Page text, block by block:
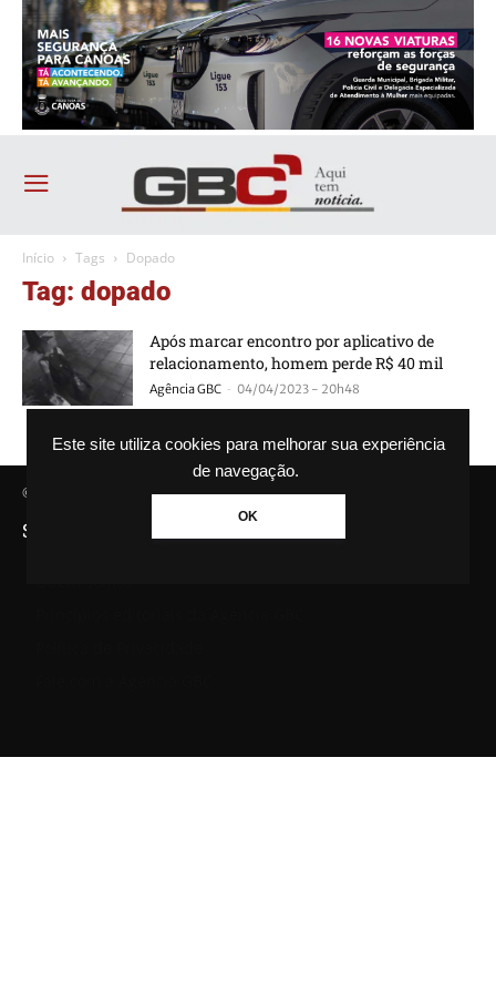
Este site utiliza cookies para melhorar sua experiência
de navegação.
OK
Início Tags Dopado
Tag: dopado
Após marcar encontro por aplicativo de
relacionamento, homem perde R$ 40 mil
Agência GBC - 04/04/2023 - 20h48
© Agência GBC. Aqui tem notícia. Todos os direitos reservados.
SAIBA MAIS SOBRE A AGÊNCIA GBC